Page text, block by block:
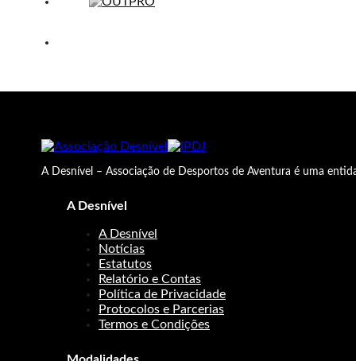
A Desnível – Associação de Desportos de Aventura é uma
A Desnível
A Desnível
Notícias
Estatutos
Relatório e Contas
Política de Privacidade
Protocolos e Parcerias
Termos e Condições